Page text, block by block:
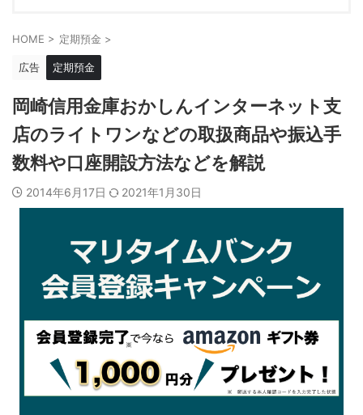
HOME > 定期預金 >
広告 定期預金
岡崎信用金庫おかしんインターネット支
店のライトワンなどの取扱商品や振込手
数料や口座開設方法などを解説
2014年6月17日 2021年1月30日